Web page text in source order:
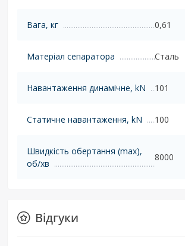
Вага, кг 0,61
Матеріал сепаратора Сталь
Навантаження динамічне, kN 101
Статичне навантаження, kN 100
Швидкість обертання (max),
об/хв
8000
Відгуки